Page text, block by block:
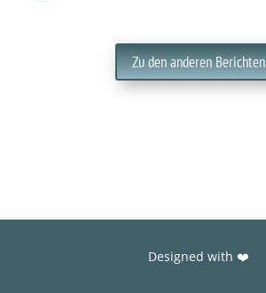
Zu den anderen Berichten
Designed with ❤️